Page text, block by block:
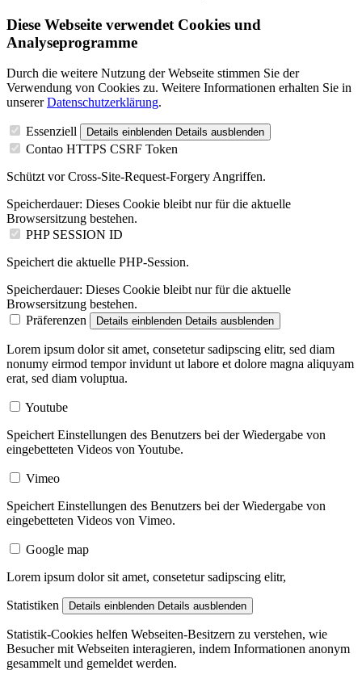
Diese Webseite verwendet Cookies und
Analyseprogramme
Durch die weitere Nutzung der Webseite stimmen Sie der
Verwendung von Cookies zu. Weitere Informationen erhalten Sie in
unsererDatenschutzerklärung.
Essenziell Details einblenden Details ausblenden
Contao HTTPS CSRF Token
Schützt vor Cross-Site-Request-Forgery Angriffen.
Speicherdauer: Dieses Cookie bleibt nur für die aktuelle
Browsersitzung bestehen.
PHP SESSION ID
Speichert die aktuelle PHP-Session.
Speicherdauer: Dieses Cookie bleibt nur für die aktuelle
Browsersitzung bestehen.
Präferenzen
Details einblenden Details ausblenden
Lorem ipsum dolor sit amet, consetetur sadipscing elitr, sed diam
nonumy eirmod tempor invidunt ut labore et dolore magna aliquyam
erat, sed diam voluptua.
Youtube
Speichert Einstellungen des Benutzers bei der Wiedergabe von
eingebetteten Videos von Youtube.
Vimeo
Speichert Einstellungen des Benutzers bei der Wiedergabe von
eingebetteten Videos von Vimeo.
Google map
Lorem ipsum dolor sit amet, consetetur sadipscing elitr,
Statistiken Details einblenden Details ausblenden
Statistik-Cookies helfen Webseiten-Besitzern zu verstehen, wie
Besucher mit Webseiten interagieren, indem Informationen anonym
gesammelt und gemeldet werden.